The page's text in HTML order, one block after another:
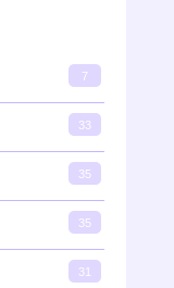
7
33
35
35
31